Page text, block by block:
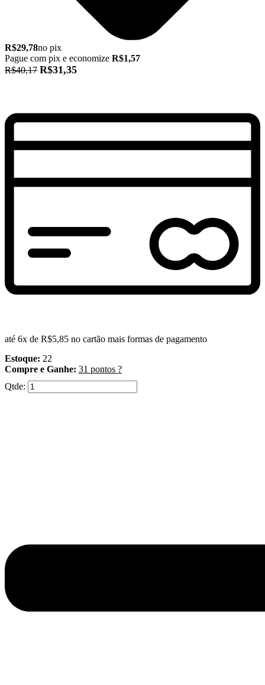
R$29,78no pix
Pague com pix e economize R$1,57
R$40,17 R$31,35
até 6x de R$5,85 no cartão mais formas de pagamento
Estoque: 22
Compre e Ganhe: 31 pontos ?
Qtde: